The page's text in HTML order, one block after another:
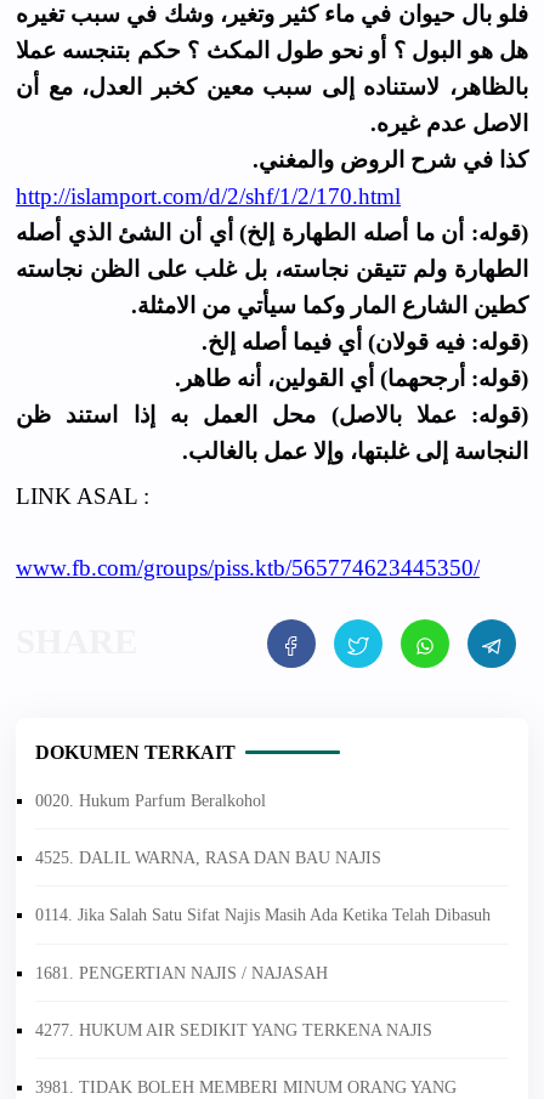
فلو بال حيوان في ماء كثير وتغير، وشك في سبب تغيره
هل هو البول ؟ أو نحو طول المكث ؟ حكم بتنجسه عملا
بالظاهر، لاستناده إلى سبب معين كخبر العدل، مع أن
الاصل عدم غيره.
كذا في شرح الروض والمغني.
http://islamport.com/d/2/shf/1/2/170.html
(قوله: أن ما أصله الطهارة إلخ) أي أن الشئ الذي أصله
الطهارة ولم تتيقن نجاسته، بل غلب على الظن نجاسته
كطين الشارع المار وكما سيأتي من الامثلة.
(قوله: فيه قولان) أي فيما أصله إلخ.
(قوله: أرجحهما) أي القولين، أنه طاهر.
(قوله: عملا بالاصل) محل العمل به إذا استند ظن
النجاسة إلى غلبتها، وإلا عمل بالغالب.
LINK ASAL :
www.fb.com/groups/piss.ktb/565774623445350/
DOKUMEN TERKAIT
0020. Hukum Parfum Beralkohol
4525. DALIL WARNA, RASA DAN BAU NAJIS
0114. Jika Salah Satu Sifat Najis Masih Ada Ketika Telah Dibasuh
1681. PENGERTIAN NAJIS / NAJASAH
4277. HUKUM AIR SEDIKIT YANG TERKENA NAJIS
3981. TIDAK BOLEH MEMBERI MINUM ORANG YANG